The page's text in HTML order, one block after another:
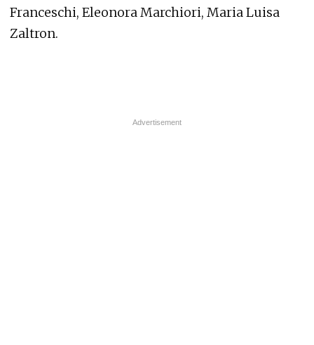
Franceschi, Eleonora Marchiori, Maria Luisa
Zaltron.